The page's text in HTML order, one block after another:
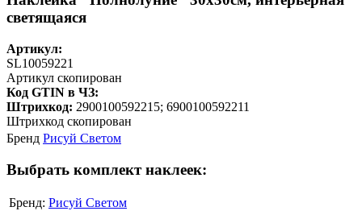
светящаяся
Артикул:
SL10059221
Артикул скопирован
Код GTIN в ЧЗ:
Штрихкод: 2900100592215; 6900100592211
Штрихкод скопирован
Бренд Рисуй Светом
Выбрать комплект наклеек:
Бренд: Рисуй Светом